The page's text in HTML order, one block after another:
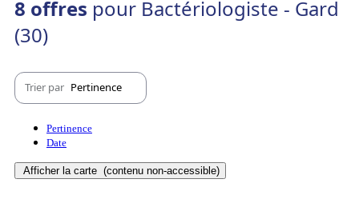
8 offres pour Bactériologiste - Gard
(30)
Trier par Pertinence
Pertinence
Date
Afficher la carte (contenu non-accessible)